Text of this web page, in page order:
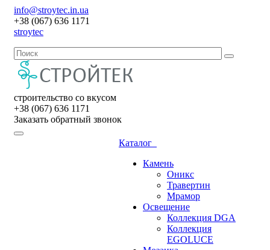
info@stroytec.in.ua
+38 (067) 636 1171
stroytec
строительство со вкусом
+38 (067) 636 1171
Заказать обратный звонок
Каталог
Камень
Оникс
Травертин
Мрамор
Освещение
Коллекция DGA
Коллекция
EGOLUCE